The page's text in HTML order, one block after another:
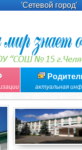
'Сетевой город'
актуальная